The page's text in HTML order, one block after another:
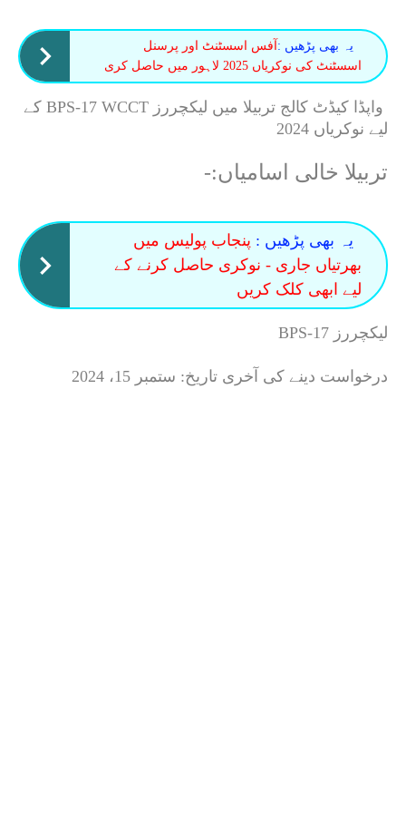
یہ بھی پڑھیں :آفس اسسٹنٹ اور پرسنل
اسسٹنٹ کی نوکریاں 2025 لاہور میں حاصل کری
واپڈا کیڈٹ کالج تربیلا میں لیکچررز BPS-17 WCCT کے
لیے نوکریاں 2024
تربیلا خالی اسامیاں:-
یہ بھی پڑھیں : پنجاب پولیس میں
بھرتیاں جاری - نوکری حاصل کرنے کے
لیے ابھی کلک کریں
لیکچررز BPS-17
درخواست دینے کی آخری تاریخ: ستمبر 15، 2024